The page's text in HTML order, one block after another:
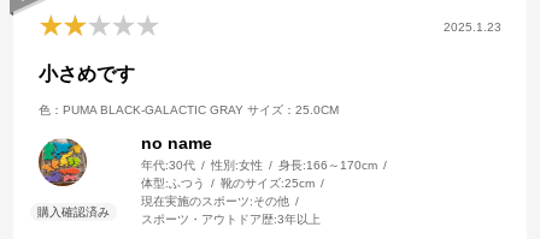
2025.1.23
小さめです
色：PUMA BLACK-GALACTIC GRAY サイズ：25.0CM
no name
年代:30代 性別:女性 身長:166～170cm
体型: ふつう 靴のサイズ:25cm
現在実施のスポーツ:その他
スポーツ・アウトドア歴:3年以上